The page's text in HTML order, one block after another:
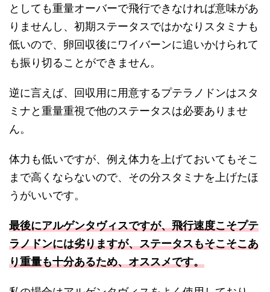
としても重量オーバーで飛行できなければ意味があ
りませんし、初期ステータスではかなりスタミナも
低いので、卵回収後にワイバーンに追いかけられて
も振り切ることができません。
逆に言えば、回収用に用意するプテラノドンはスタ
ミナと重量重視で他のステータスは必要ありませ
ん。
体力も低いですが、例え体力を上げておいてもそこ
まで高くならないので、その分スタミナを上げたほ
うがいいです。
最後にアルゲンタヴィスですが、飛行速度こそプテ
ラノドンには劣りますが、ステータスもそこそこあ
り重量も十分あるため、オススメです。